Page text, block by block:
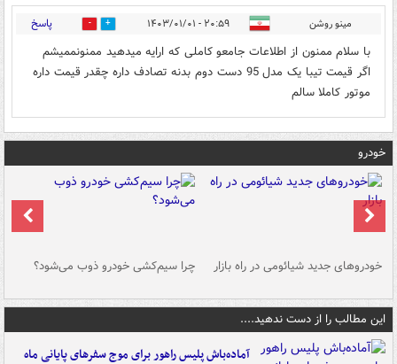
مینو روشن ۲۰:۵۹ - ۱۴۰۳/۰۱/۰۱ 0 پاسخ
با سلام ممنون از اطلاعات جامعو کاملی که ارایه میدهید ممنونممیشم
اگر قیمت تیبا یک مدل 95 دست دوم بدنه تصادف داره چقدر قیمت داره
موتور کاملا سالم
خودرو
خودروهای جدید شیائومی در راه بازار چرا سیم‌کشی خودرو ذوب می‌شود؟
این مطالب را از دست ندهید....
آماده‌باش پلیس راهور برای موج سفرهای پایانی ماه